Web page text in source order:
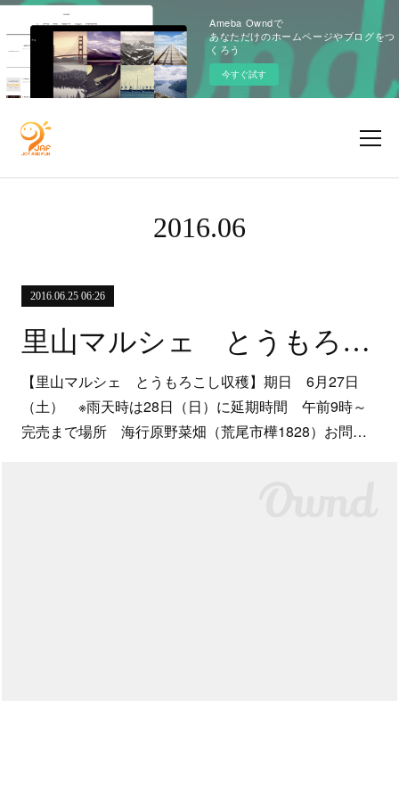
Ameba Owndで
あなただけのホームページやブログをつ
くろう
今すぐ試す
2016.06
2016.06.25 06:26
里山マルシェ とうもろこし収穫のお知らせ
【里山マルシェ とうもろこし収穫】期日 6月27日
（土） ※雨天時は28日（日）に延期時間 午前9時～
完売まで場所 海行原野菜畑（荒尾市樺1828）お問…